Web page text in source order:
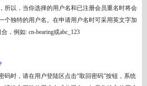
所以，当你选择的用户名和已注册会员重名时将会
个独特的用户名。在申请用户名时可采用英文字加
，例如: cn-bearing或abc_123
码时，请在用户登陆区点击“取回密码”按钮，系统